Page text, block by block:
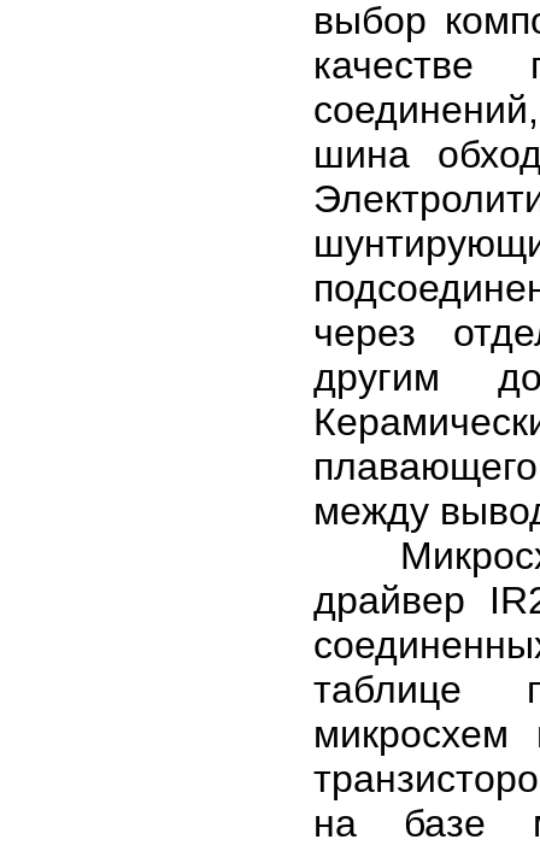
выбор
качестве
шина
через
другим
между
драйвер
таблице
микросхем
на базе